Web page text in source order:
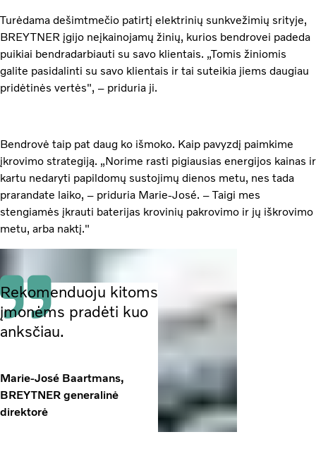
Turėdama dešimtmečio patirtį elektrinių sunkvežimių srityje,
BREYTNER įgijo neįkainojamų žinių, kurios bendrovei padeda
puikiai bendradarbiauti su savo klientais. „Tomis žiniomis
galite pasidalinti su savo klientais ir tai suteikia jiems daugiau
pridėtinės vertės", – priduria ji.
Bendrovė taip pat daug ko išmoko. Kaip pavyzdį paimkime
įkrovimo strategiją. „Norime rasti pigiausias energijos kainas ir
kartu nedaryti papildomų sustojimų dienos metu, nes tada
prarandate laiko, – priduria Marie-José. – Taigi mes
stengiamės įkrauti baterijas krovinių pakrovimo ir jų iškrovimo
metu, arba naktį."
Rekomenduoju kitoms
įmonėms pradėti kuo
anksčiau.
Marie-José Baartmans,
BREYTNER generalinė
direktorė